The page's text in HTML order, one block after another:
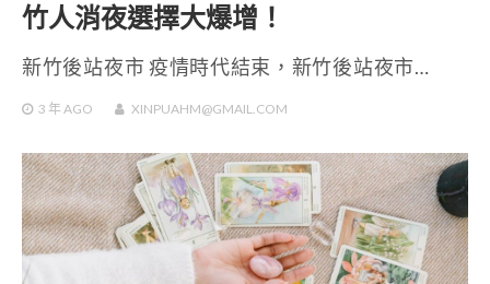
竹人消夜選擇大爆增！
新竹後站夜市 疫情時代結束，新竹後站夜市…
3 年AGO XINPUAHM@GMAIL.COM